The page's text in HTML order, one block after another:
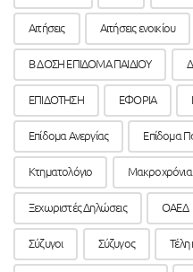
Αιτήσεις Αιτήσεις ενοικίου
Β ΔΟΣΗ ΕΠΙΔΟΜΑ ΠΑΙΔΙΟΥ
ΕΠΙΔΟΤΗΣΗ ΕΦΟΡΙΑ
Επίδομα Ανεργίας Επίδομα
Κτηματολόγιο Μακροχρόνια
Ξεχωριστές Δηλώσεις ΟΑΕΔ
Σύζυγοι Σύζυγος